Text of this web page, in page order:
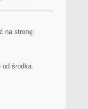
na stronę:
środka.